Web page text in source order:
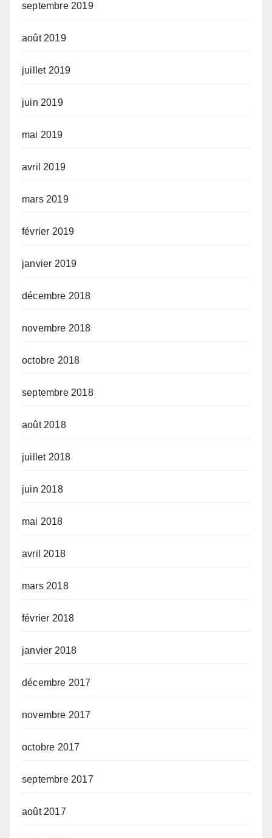
septembre 2019
août 2019
juillet 2019
juin 2019
mai 2019
avril 2019
mars 2019
février 2019
janvier 2019
décembre 2018
novembre 2018
octobre 2018
septembre 2018
août 2018
juillet 2018
juin 2018
mai 2018
avril 2018
mars 2018
février 2018
janvier 2018
décembre 2017
novembre 2017
octobre 2017
septembre 2017
août 2017